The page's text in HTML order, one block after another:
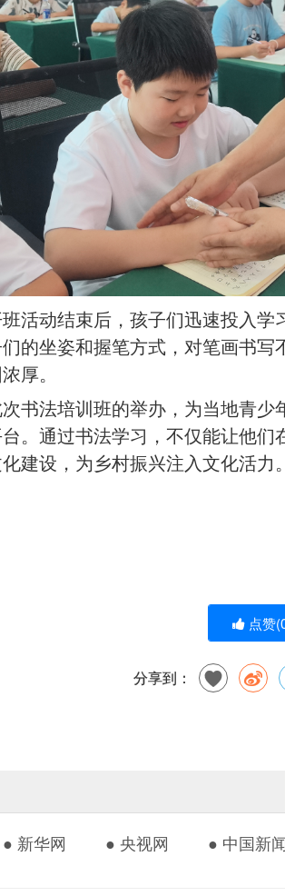
活动结束后，孩子们迅速投入
的坐姿和握笔方式，对笔画书
厚。
书法培训班的举办，为当地青
。通过书法学习，不仅能让他
建设，为乡村振兴注入文化活力。
点赞(
分享到：
● 新华网 ● 央视网 ● 中国新